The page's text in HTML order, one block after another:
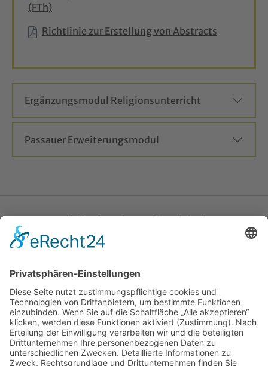
(FTh)
Richtlinie zur Erstellung von Abstracts
Ergänzungsmodul Religionsunterricht
Passauer Erweiterungsmodul
Katholische Privat-Universität Linz
Bethlehemstraße 20
T:+43 732 / 784293
E:office[at]ku-linz.at